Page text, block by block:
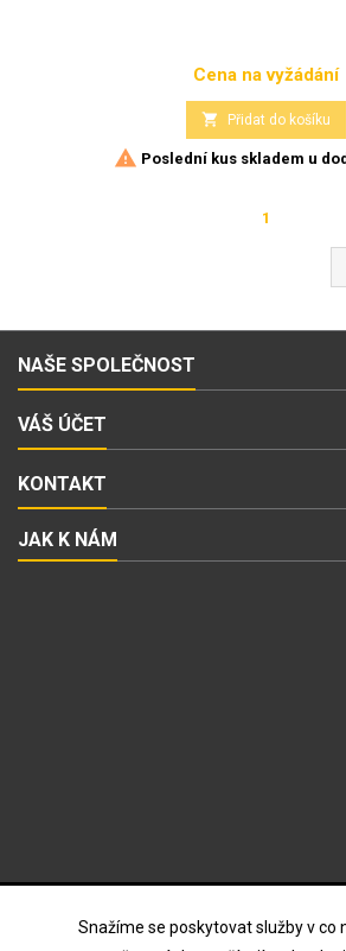
Snažíme se poskytovat služby v co
Cena
Cena na vyžádání
 Přidat do košíku
 Poslední kus skladem u
1
NAŠE SPOLEČNOST
VÁŠ ÚČET
KONTAKT
JAK K NÁM